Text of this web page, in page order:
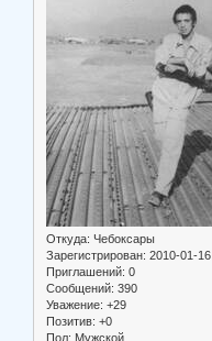
Откуда: Чебоксары
Зарегистрирован: 2010-01-16
Приглашений: 0
Сообщений: 390
Уважение: +29
Позитив: +0
Пол: Мужской